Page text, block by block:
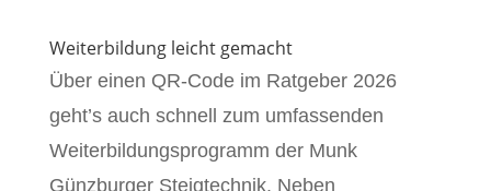
Weiterbildung leicht gemacht
Über einen QR-Code im Ratgeber 2026
geht’s auch schnell zum umfassenden
Weiterbildungsprogramm der Munk
Günzburger Steigtechnik. Neben